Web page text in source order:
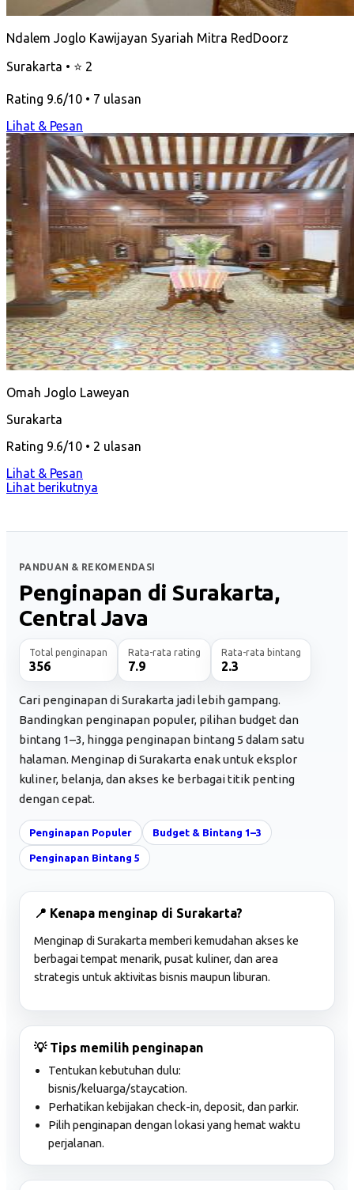
Ndalem Joglo Kawijayan Syariah Mitra RedDoorz
Surakarta • ⭐ 2
Rating 9.6/10 • 7 ulasan
Lihat & Pesan
Omah Joglo Laweyan
Surakarta
Rating 9.6/10 • 2 ulasan
Lihat & Pesan
Lihat berikutnya
PANDUAN & REKOMENDASI
Penginapan di Surakarta,
Central Java
Total penginapan
356
Rata-rata rating
7.9
Rata-rata bintang
2.3
Cari penginapan di Surakarta jadi lebih gampang.
Bandingkan penginapan populer, pilihan budget dan
bintang 1–3, hingga penginapan bintang 5 dalam satu
halaman. Menginap di Surakarta enak untuk eksplor
kuliner, belanja, dan akses ke berbagai titik penting
dengan cepat.
Penginapan Populer Budget & Bintang 1–3
Penginapan Bintang 5
📍 Kenapa menginap di Surakarta?
Menginap di Surakarta memberi kemudahan akses ke
berbagai tempat menarik, pusat kuliner, dan area
strategis untuk aktivitas bisnis maupun liburan.
💡 Tips memilih penginapan
Tentukan kebutuhan dulu:
bisnis/keluarga/staycation.
Perhatikan kebijakan check-in, deposit, dan parkir.
Pilih penginapan dengan lokasi yang hemat waktu
perjalanan.